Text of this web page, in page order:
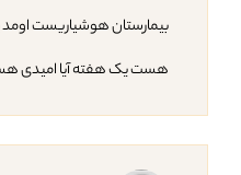
بیمارستان هوشیاریست اومد
هست یک هفته آیا امیدی